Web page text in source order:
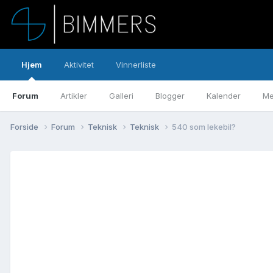
Hjem
Forum Artikler Galleri Blogger Kalender
Aktivitet Vinnerliste
Forside Forum Teknisk Teknisk 540 som lekebil?